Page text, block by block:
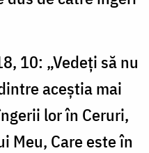
10: „Vedeţi să nu
aceştia mai
lor în Ceruri,
Meu, Care este în